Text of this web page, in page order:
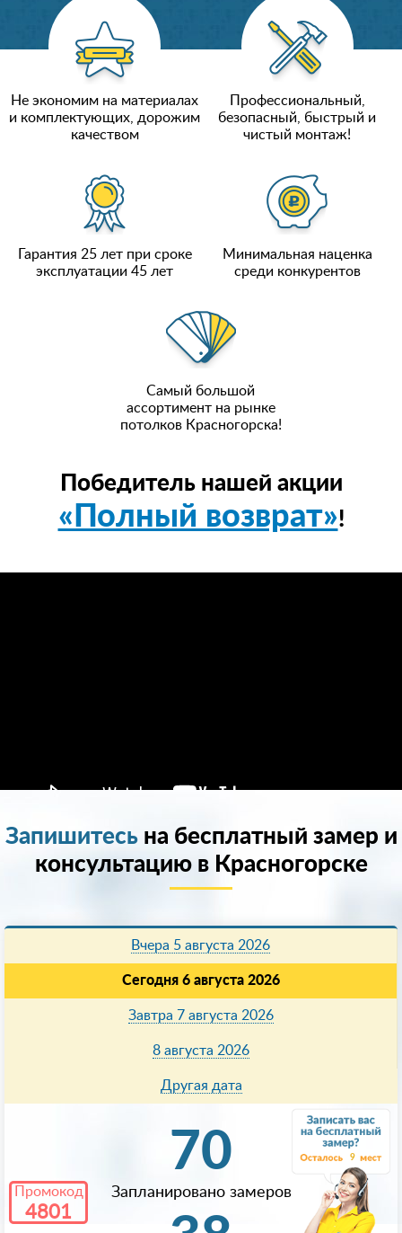
9
Промокод
4801
Не экономим на материалах
и комплектующих, дорожим
качеством
Профессиональный,
безопасный, быстрый и
чистый монтаж!
Гарантия 25 лет при сроке
эксплуатации 45 лет
Минимальная наценка
среди конкурентов
Самый большой
ассортимент на рынке
потолков Красногорска!
Победитель нашей акции
«Полный возврат»!
Запишитесьна бесплатный замер и
консультацию в Красногорске
Вчера 5 августа 2026
Сегодня 6 августа 2026
Завтра 7 августа 2026
8 августа 2026
Другая дата
70
Запланировано замеров